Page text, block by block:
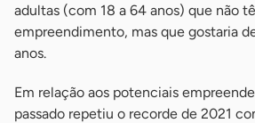
adultas (com 18 a 64 anos) que não
empreendimento, mas que gostaria
anos.
Em relação aos potenciais
passado repetiu o recorde de 2021